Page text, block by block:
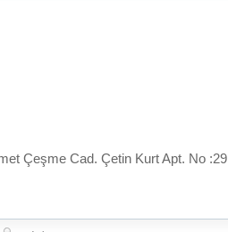
Çeşme Cad. Çetin Kurt Apt. No :29